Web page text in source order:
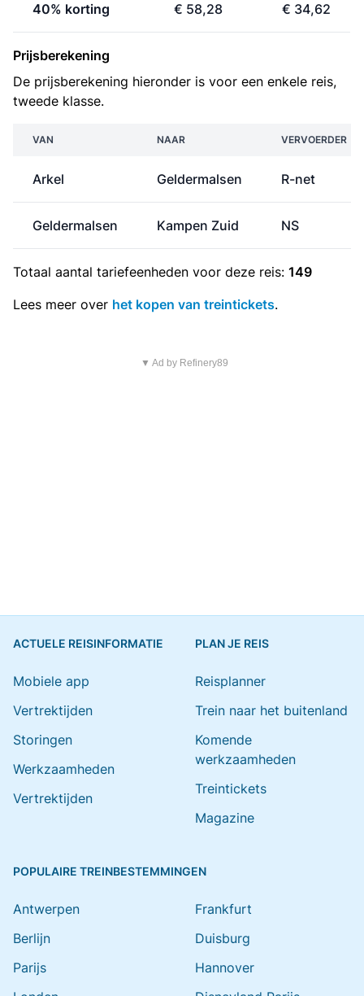
40% korting € 58,28 € 34,62
Prijsberekening
De prijsberekening hieronder is voor een enkele reis,
tweede klasse.
VAN NAAR VERVOERDER
Arkel Geldermalsen R-net
Geldermalsen Kampen Zuid NS
Totaal aantal tariefeenheden voor deze reis: 149
Lees meer over het kopen van treintickets.
▼ Ad by Refinery89
ACTUELE REISINFORMATIE
Mobiele app
Vertrektijden
Storingen
Werkzaamheden
Vertrektijden
PLAN JE REIS
Reisplanner
Trein naar het buitenland
Komende
werkzaamheden
Treintickets
Magazine
POPULAIRE TREINBESTEMMINGEN
Antwerpen
Berlijn
Parijs
Frankfurt
Duisburg
Hannover